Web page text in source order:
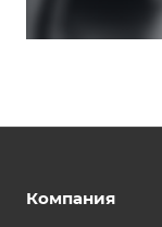
Компания